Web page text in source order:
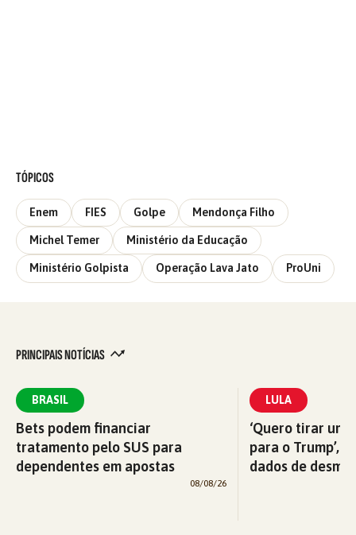
TÓPICOS
Enem FIES Golpe Mendonça Filho
Michel Temer Ministério da Educação
Ministério Golpista Operação Lava Jato ProUni
PRINCIPAIS NOTÍCIAS
BRASIL
Bets podem financiar
tratamento pelo SUS para
dependentes em apostas
08/08/26
LULA
‘Quero tirar
para o Trump’,
dados de